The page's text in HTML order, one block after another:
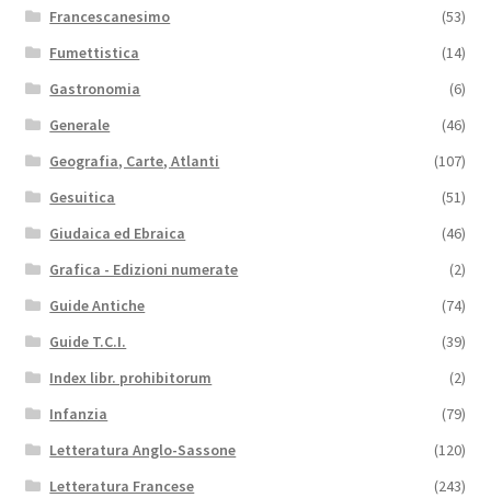
Francescanesimo
(53)
Fumettistica
(14)
Gastronomia
(6)
Generale
(46)
Geografia, Carte, Atlanti
(107)
Gesuitica
(51)
Giudaica ed Ebraica
(46)
Grafica - Edizioni numerate
(2)
Guide Antiche
(74)
Guide T.C.I.
(39)
Index libr. prohibitorum
(2)
Infanzia
(79)
Letteratura Anglo-Sassone
(120)
Letteratura Francese
(243)